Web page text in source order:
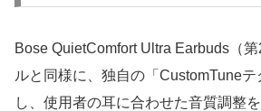
Bose QuietComfort Ultra Earbuds（
ルと同様に、独自の「CustomTuneテ
し、使用者の耳に合わせた音質調整